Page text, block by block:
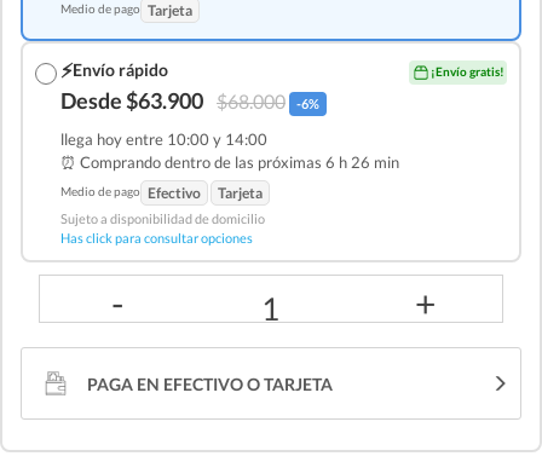
Medio de pago Tarjeta
⚡Envío rápido ¡Envío gratis!
Desde $63.900 $68.000 -6%
llega hoy entre 10:00 y 14:00
⏰ Comprando dentro de las próximas 6 h 26 min
Medio de pago Efectivo Tarjeta
Sujeto a disponibilidad de domicilio
Has click para consultar opciones
- 1 +
PAGA EN EFECTIVO O TARJETA